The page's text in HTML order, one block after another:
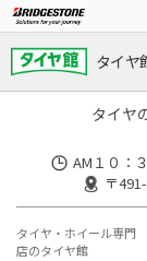
タイヤ
タイヤ
AM１０：
〒
タイヤ・ホイール専門
店のタイヤ館